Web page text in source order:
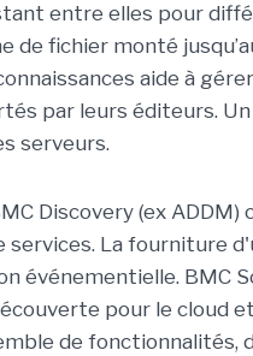
entre elles pour
de fichier monté
aide à
par leurs éditeurs.
serveurs.
Discovery (ex ADDM)
La fourniture
événementielle. BMC
pour le cloud
de fonctionnalités,